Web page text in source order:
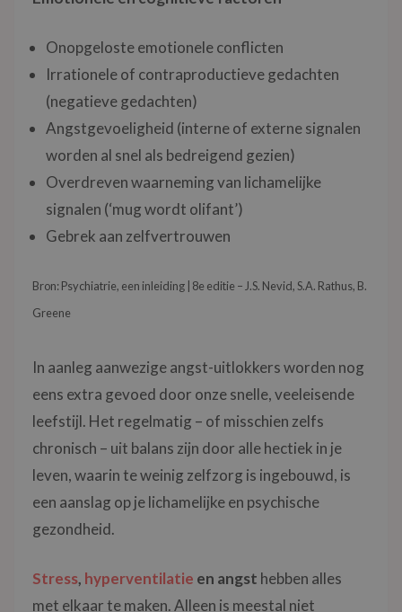
Onopgeloste emotionele conflicten
Irrationele of contraproductieve gedachten
(negatieve gedachten)
Angstgevoeligheid (interne of externe signalen
worden al snel als bedreigend gezien)
Overdreven waarneming van lichamelijke
signalen (‘mug wordt olifant’)
Gebrek aan zelfvertrouwen
Bron: Psychiatrie, een inleiding | 8e editie – J.S. Nevid, S.A. Rathus, B.
Greene
In aanleg aanwezige angst-uitlokkers worden nog
eens extra gevoed door onze snelle, veeleisende
leefstijl. Het regelmatig – of misschien zelfs
chronisch – uit balans zijn door alle hectiek in je
leven, waarin te weinig zelfzorg is ingebouwd, is
een aanslag op je lichamelijke en psychische
gezondheid.
Stress, hyperventilatie en angst hebben alles
met elkaar te maken. Alleen is meestal niet